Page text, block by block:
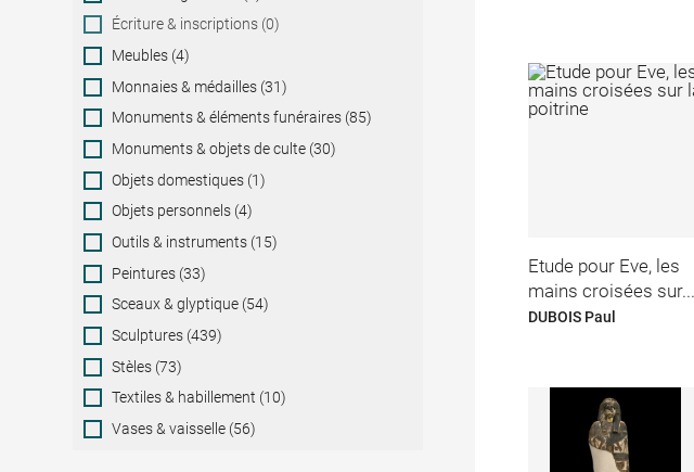
Écriture & inscriptions (0)
Meubles (4)
Monnaies & médailles (31)
Monuments & éléments funéraires (85)
Monuments & objets de culte (30)
Objets domestiques (1)
Objets personnels (4)
Outils & instruments (15)
Peintures (33)
Sceaux & glyptique (54)
Sculptures (439)
Stèles (73)
Textiles & habillement (10)
Vases & vaisselle (56)
Etude pour Eve, les
mains croisées sur...
DUBOIS Paul